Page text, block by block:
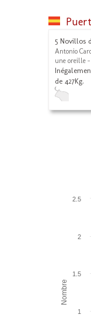
5 Novillos
Antonio
une oreille
de 427Kg.
Nombre
1
1.5
2
2.5